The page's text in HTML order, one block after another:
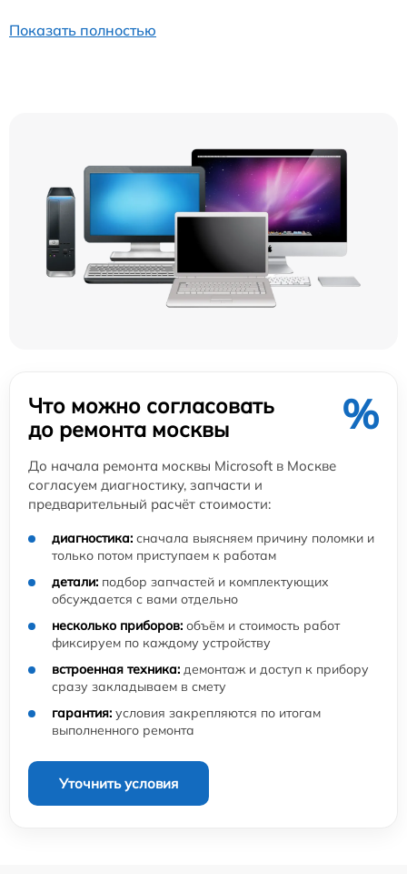
Показать полностью
Что можно согласовать
до ремонта москвы
%
До начала ремонта москвы Microsoft в Москве
согласуем диагностику, запчасти и
предварительный расчёт стоимости:
диагностика: сначала выясняем причину поломки и
только потом приступаем к работам
детали: подбор запчастей и комплектующих
обсуждается с вами отдельно
несколько приборов: объём и стоимость работ
фиксируем по каждому устройству
встроенная техника: демонтаж и доступ к прибору
сразу закладываем в смету
гарантия: условия закрепляются по итогам
выполненного ремонта
Уточнить условия